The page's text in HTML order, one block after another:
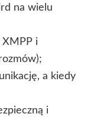
na wielu
XMPP i
a kiedy
i